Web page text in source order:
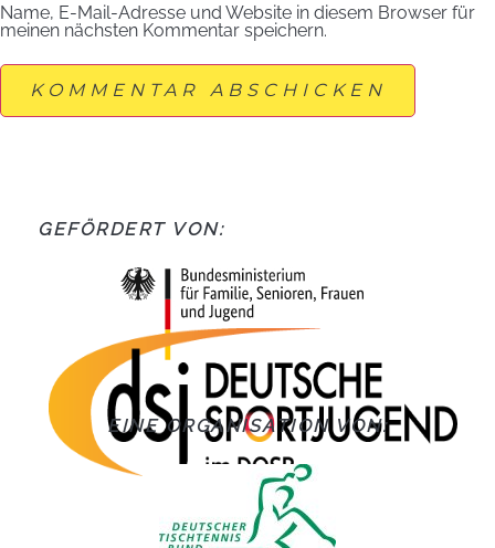
Name, E-Mail-Adresse und Website in diesem Browser für
meinen nächsten Kommentar speichern.
GEFÖRDERT VON:
EINE ORGANISATION VON: